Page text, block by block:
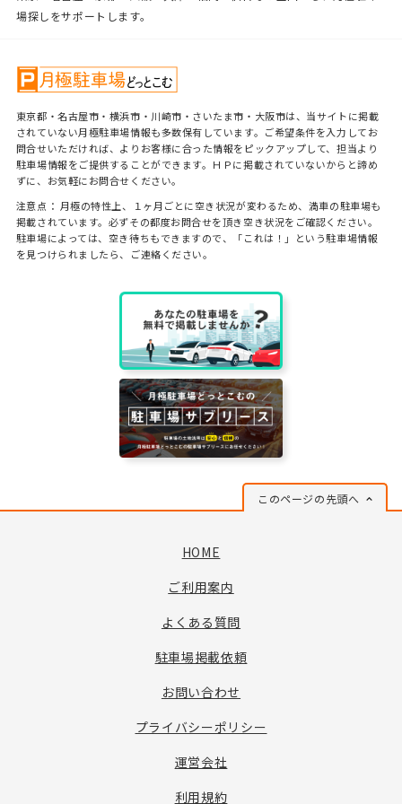
場探しをサポートします。
東京都・名古屋市・横浜市・川崎市・さいたま市・大阪市は、当サイトに掲載
されていない月極駐車場情報も多数保有しています。ご希望条件を入力してお
問合せいただければ、よりお客様に合った情報をピックアップして、担当より
駐車場情報をご提供することができます。ＨＰに掲載されていないからと諦め
ずに、お気軽にお問合せください。
注意点： 月極の特性上、１ヶ月ごとに空き状況が変わるため、満車の駐車場も
掲載されています。必ずその都度お問合せを頂き空き状況をご確認ください。
駐車場によっては、空き待ちもできますので、「これは！」という駐車場情報
を見つけられましたら、ご連絡ください。
このページの先頭へ
HOME
ご利用案内
よくある質問
駐車場掲載依頼
お問い合わせ
プライバシーポリシー
運営会社
利用規約